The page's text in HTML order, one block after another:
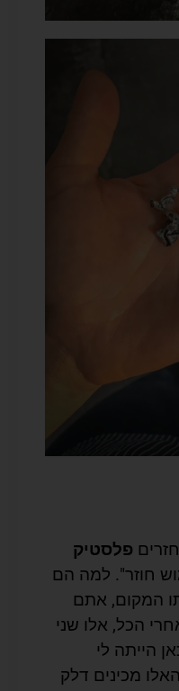
פלסטיק
חוזר". למה הם
המקום, אתם
הכל, אלו שני
הייתה לי
מכינים דלק